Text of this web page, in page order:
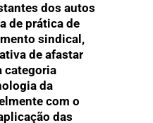
dos autos
de prática de
sindical,
de afastar
categoria
da
com o
das